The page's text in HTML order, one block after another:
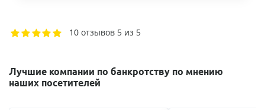
10 отзывов 5 из 5
Лучшие компании по банкротству по мнению
наших посетителей